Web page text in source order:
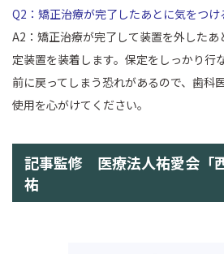
Q2：矯正治療が完了したあとに気をつけ
A2：矯正治療が完了して装置を外した
定装置を装着します。保定をしっかり行
前に戻ってしまう恐れがあるので、歯科
使用を心がけてください。
記事監修 医療法人祐愛会「
祐